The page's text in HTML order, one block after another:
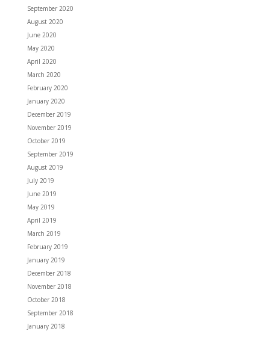
September 2020
August 2020
June 2020
May 2020
April 2020
March 2020
February 2020
January 2020
December 2019
November 2019
October 2019
September 2019
August 2019
July 2019
June 2019
May 2019
April 2019
March 2019
February 2019
January 2019
December 2018
November 2018
October 2018
September 2018
January 2018